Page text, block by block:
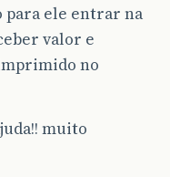
para ele entrar na
valor e
no
muito